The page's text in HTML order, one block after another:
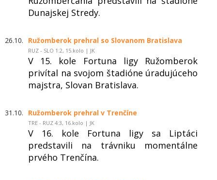
Dunajskej Stredy.
26.10. Ružomberok prehral so Slovanom Bratislava
RUZ - SLO 1:2, 15.kolo | JK
V 15. kole Fortuna ligy Ružomberok
privítal na svojom štadióne úradujúceho
majstra, Slovan Bratislava.
31.10. Ružomberok prehral v Trenčíne
TRE - RUZ 4:3, 16.kolo | JK
V 16. kole Fortuna ligy sa Liptáci
predstavili na trávniku momentálne
prvého Trenčína.